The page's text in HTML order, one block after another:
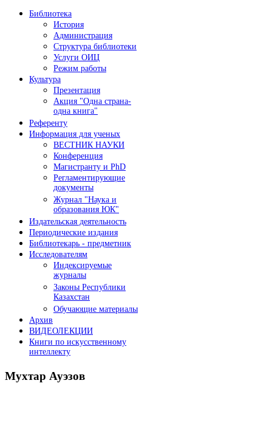
Библиотека
История
Администрация
Структура библиотеки
Услуги ОИЦ
Режим работы
Культура
Презентация
Акция "Одна страна-
одна книга"
Референту
Информация для ученых
ВЕСТНИК НАУКИ
Конференция
Магистранту и PhD
Регламентирующие
документы
Журнал "Наука и
образования ЮК"
Издательская деятельность
Периодические издания
Библиотекарь - предметник
Исследователям
Индексируемые
журналы
Законы Республики
Казахстан
Обучающие материалы
Архив
ВИДЕОЛЕКЦИИ
Книги по искусственному
интеллекту
Мухтар Ауэзов